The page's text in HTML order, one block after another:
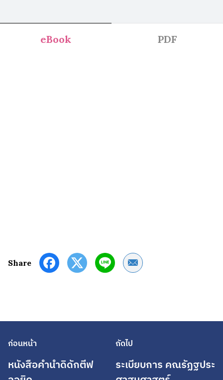
eBook PDF
Share Share by Email
ก่อนหน้า
หนังสือคำนำดิดักตีฟ
ถัดไป
ระเบียบการ คณรัฏฐประ